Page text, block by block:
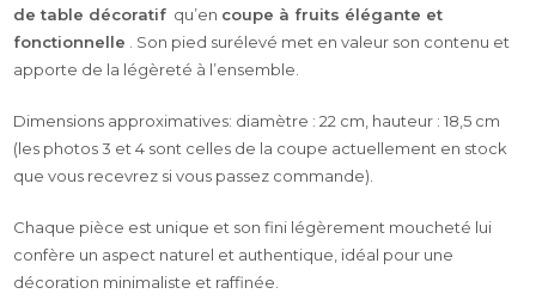
detable décoratif qu’en coupe à fruits élégante et
fonctionnelle . Son pied surélevé met en valeur son contenu et
apporte de la légèreté à l’ensemble.
Dimensions approximatives: diamètre : 22 cm , hauteur : 18,5 cm
(les photos 3 et 4 sont celles de la coupe actuellement en stock
que vous recevrez si vous passez commande).
Chaque pièce est unique et son fini légèrement moucheté lui
confère un aspect naturel et authentique, idéal pour une
décoration minimaliste et raffinée.